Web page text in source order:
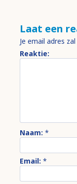
Laat een
Je email adres
Reaktie:
Naam: *
Email: *